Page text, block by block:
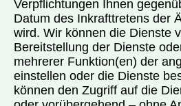
Verpflichtungen Ihnen
Datum des Inkrafttretens der
wird. Wir können die Dienste
Bereitstellung der Dienste
mehrerer Funktion(en) der
einstellen oder die Dienste
können den Zugriff auf die